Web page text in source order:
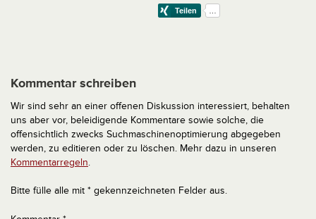
Kommentar schreiben
Wir sind sehr an einer offenen Diskussion interessiert, behalten
uns aber vor, beleidigende Kommentare sowie solche, die
offensichtlich zwecks Suchmaschinenoptimierung abgegeben
werden, zu editieren oder zu löschen. Mehr dazu in unseren
Kommentarregeln.
Bitte fülle alle mit * gekennzeichneten Felder aus.